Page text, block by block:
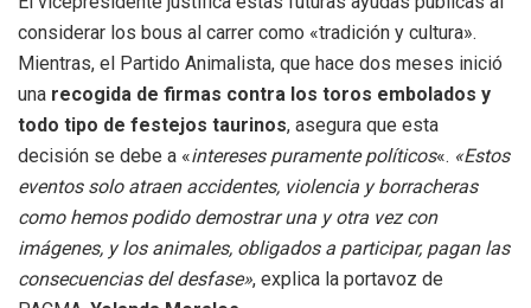
considerar los bous al carrer como «tradición y cultura».
Mientras, el Partido Animalista, que hace dos meses inició
una recogida de firmas contra los toros embolados y
todo tipo de festejos taurinos, asegura que esta
decisión se debe a «intereses puramente políticos«. «Estos
eventos solo atraen accidentes, violencia y borracheras
como hemos podido demostrar una y otra vez con
imágenes, y los animales, obligados a participar, pagan las
consecuencias del desfase», explica la portavoz de